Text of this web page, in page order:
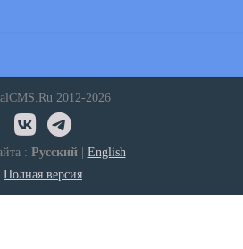
2012-2026
: Русский| English
Полная версия